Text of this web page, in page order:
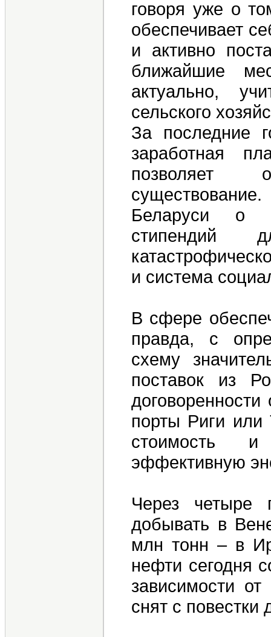
говоря уже о
обеспечивает
и активно
ближайшие
актуально,
сельского
За последние
заработная
позволяет
Беларуси о
стипендий
и система
В сфере
правда, с
схему
поставок из
порты Риги или
стоимость и
эффективную
Через четыре
добывать в
млн тонн – в
нефти сегодня
зависимости
снят с повестки